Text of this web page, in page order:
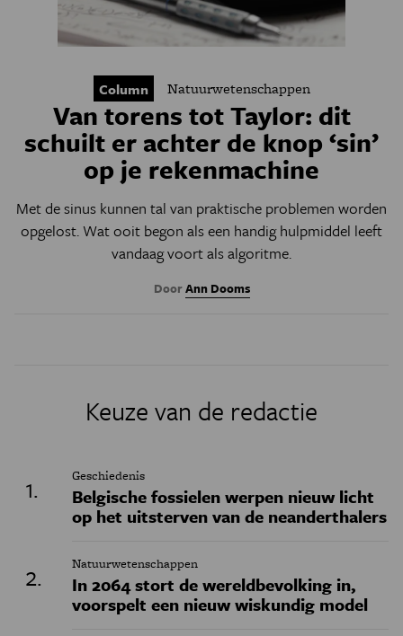
Column Natuurwetenschappen
Van torens tot Taylor: dit
schuilt er achter de knop ‘sin’
op je rekenmachine
Met de sinus kunnen tal van praktische problemen worden
opgelost. Wat ooit begon als een handig hulpmiddel leeft
vandaag voort als algoritme.
DoorAnn Dooms
Keuze van de redactie
Geschiedenis
Belgische fossielen werpen nieuw licht
op het uitsterven van de neanderthalers
Natuurwetenschappen
In 2064 stort de wereldbevolking in,
voorspelt een nieuw wiskundig model